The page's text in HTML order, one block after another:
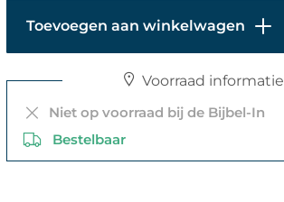
Toevoegen aan winkelwagen
Voorraad informatie
Niet op voorraad bij de Bijbel-In
Bestelbaar